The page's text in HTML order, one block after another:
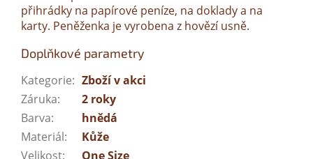
přihrádky na papírové peníze, na doklady a na
karty. Peněženka je vyrobena z hovězí usně.
Doplňkové parametry
Kategorie: Zboží v akci
Záruka:
2 roky
Barva:
hnědá
Materiál:
Kůže
Velikost: One Size